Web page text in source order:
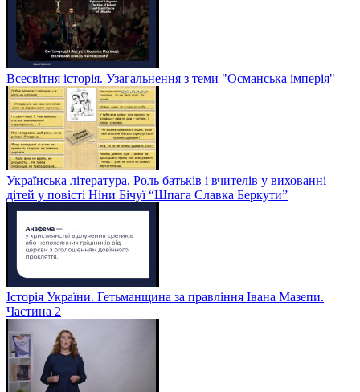
Всесвітня історія. Узагальнення з теми "Османська імперія"
Українська література. Роль батьків і вчителів у вихованні
дітей у повісті Ніни Бічуї “Шпага Славка Беркути”
Історія України. Гетьманщина за правління Івана Мазепи.
Частина 2